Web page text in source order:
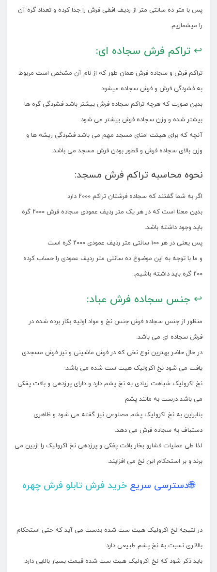
پس با متر ده سانتی متر از ردیف افقی فرش را جدا کرده و تعداد گره آن
را میشماریم.
↩ تراکم فرش سجاده ای:
تراکم فرش و سجاده فرش همان طور که از نام آن مشخص است مربوط
به فشردگی فرش و فرش سجاده میشود
بدین صورت که هرچه تراکم سجاده فرش بیشتر باشد فشردگی گره ها
بیشتر شده و وزن سجاده فرش بیشتر می شود.
آنچه که برای هیئت امنای مسجد مهم می باشد فشردگی ریشه ها و
وزن بالای سجاده فرش و قطور بودن فرش مسجد می باشد.
نحوه محاسبه تراکم فرش مسجد:
اگر به شما گفتند که سجاده فرشتان تراکم ۲۰۰۰ دارد
بدین معنا است که در هر یک متر ردیف عمودی سجاده فرش ۲۰۰۰ گره
باید وجود داشته باشد.
پس یعنی در هر ۱۰۰ سانتی متر ردیف عمودی ۲۰۰۰ گره است
و ما با توجه به این موضوع ده سانتی متر ردیف عمودی را حساب کرده
۲۰۰ گره باید داشته باشیم.
↩ جنس سجاده فرش عباد:
منظور از جنس سجاده فرش جنس نخ و مواد اولیه بکار برده شده در
فرش سجاده ای می باشد.
در حال حاضر بهترین نوع نخی که در فرش ماشینی و نیز فرش مسجدی
یافت می شود نخ اکرولیک هیت ست شده می باشد.
نخ اکرولیک شباهت زیادی به نخ پشم دارد و دارای پرزدهی و بافت پفکی
می باشد درست به مانند پشم
بنابراین به نخ اکرولیک پشم مصنوعی نیز گفته می شود و ظاهری
دستباف به سجاده فرش می دهد.
لذا طی عملیات فشارو بخار بافت پفکی و پرزدهی نخ اکرولیک را ازبین می
برند و بر استحکام این نخ می افزایند.
🌐دسترسی سریع خرید فرش تابلو فرش چهره
در نتیجه نخ اکرولیک هیت ست شده بدست می آید که حتی استحکام
بالاتری نسبت به نخ پشم طبیعی دارد.
باید ذکر شود که نخ اکرولیک هیت ست شده قیمت بسیار بالایی دارد.